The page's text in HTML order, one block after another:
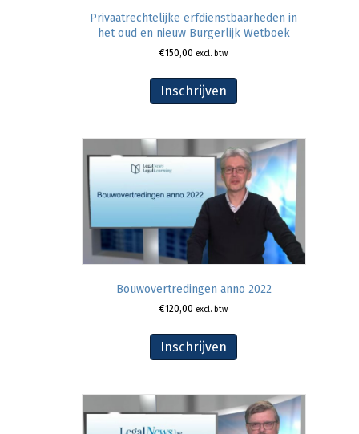
Privaatrechtelijke erfdienstbaarheden in
het oud en nieuw Burgerlijk Wetboek
€150,00 excl. btw
Inschrijven
Bouwovertredingen anno 2022
€120,00 excl. btw
Inschrijven